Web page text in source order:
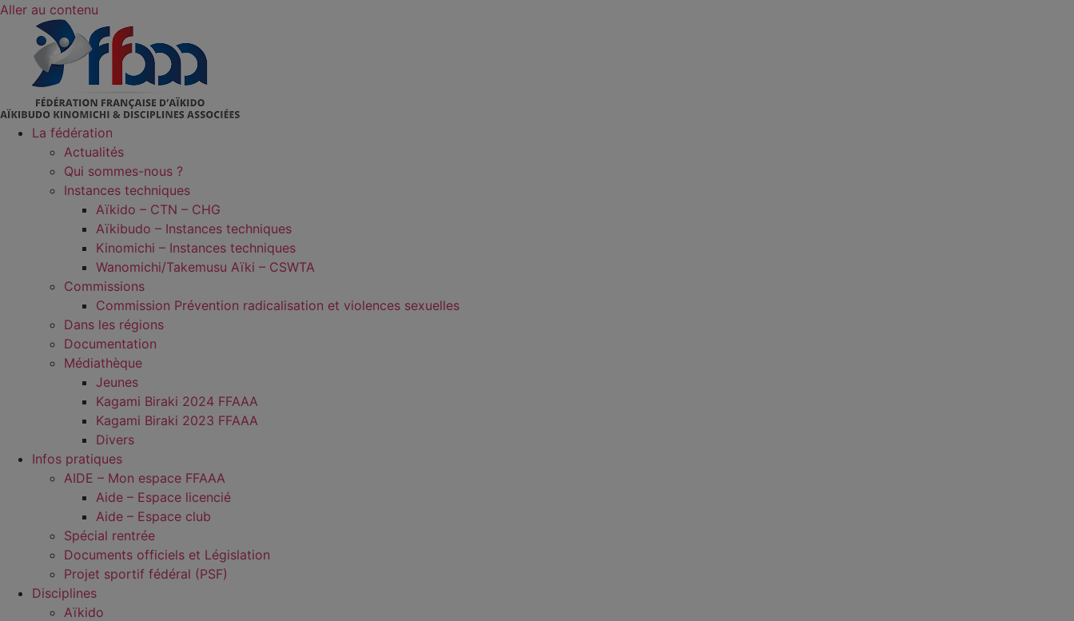
Aller au contenu
La fédération
Actualités
Qui sommes-nous ?
Instances techniques
Aïkido – CTN – CHG
Aïkibudo – Instances techniques
Kinomichi – Instances techniques
Wanomichi/Takemusu Aïki – CSWTA
Commissions
Commission Prévention radicalisation et violences sexuelles
Dans les régions
Documentation
Médiathèque
Jeunes
Kagami Biraki 2024 FFAAA
Kagami Biraki 2023 FFAAA
Divers
Infos pratiques
AIDE – Mon espace FFAAA
Aide – Espace licencié
Aide – Espace club
Spécial rentrée
Documents officiels et Législation
Projet sportif fédéral (PSF)
Disciplines
Aïkido